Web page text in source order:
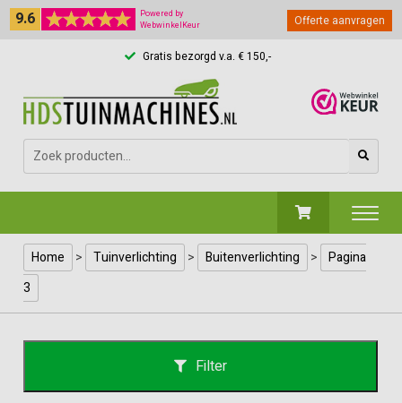
Gratis bezorgd v.a. € 150,-
9.6
Powered by
WebwinkelKeur
Offerte aanvragen
Zoeken
naar:
Home > Tuinverlichting > Buitenverlichting >
Pagina
3
Filter